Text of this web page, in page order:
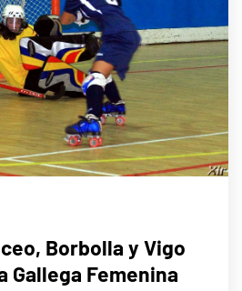
Borbolla y Vigo
Gallega Femenina